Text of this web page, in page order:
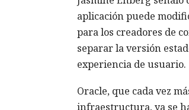
aplicación puede
para los creadores de
separar la versión
experiencia de usuario.
Oracle, que cada vez
infraestructura, ya se